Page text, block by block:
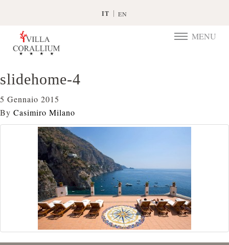
IT EN
TOGGLE
MENU
slidehome-4
5 Gennaio 2015
By Casimiro Milano